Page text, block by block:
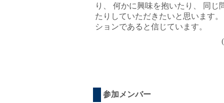
り、 何かに興味を抱いたり、 同
たりしていただきたいと思います
ションであると信じています。
参加メンバー